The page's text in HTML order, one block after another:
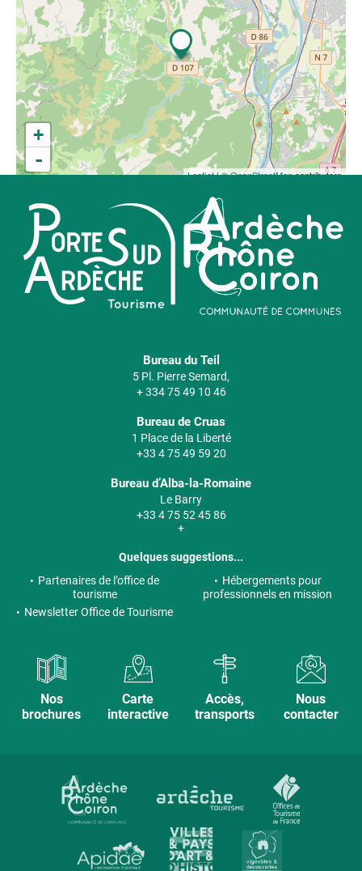
+
-
Leaflet| ©OpenStreetMapcontributors
Bureau du Teil
5 Pl. Pierre Semard,
+ 334 75 49 10 46
Bureau de Cruas
1 Place de la Liberté
+33 4 75 49 59 20
Bureau d’Alba-la-Romaine
Le Barry
+33 4 75 52 45 86
+
Quelques suggestions...
Partenaires de l’office de
tourisme
Hébergements pour
professionnels en mission
Newsletter Office de Tourisme
Nos
brochures
Carte
interactive
Accès,
transports
Nous
contacter